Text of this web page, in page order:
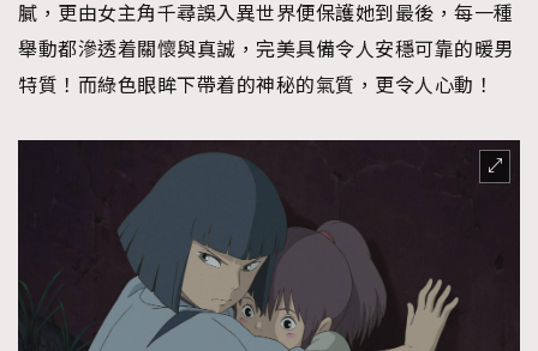
膩，更由女主角千尋誤入異世界便保護她到最後，每一種
舉動都滲透着關懷與真誠，完美具備令人安穩可靠的暖男
特質！而綠色眼眸下帶着的神秘的氣質，更令人心動！